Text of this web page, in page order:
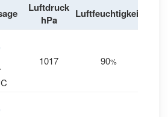
Luftdruck
hPa
Luftfeuchtigkeit
1017 90%